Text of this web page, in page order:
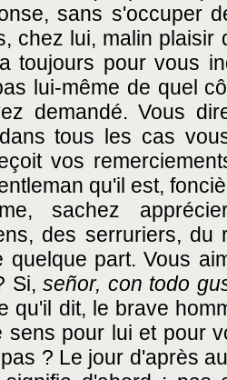
sans s'occuper
chez lui, malin plaisir
toujours pour vous
lui-même de quel
demandé. Vous
tous les cas
vos
qu'il est,
sachez
des serruriers,
quelque part. Vous
Si,señor, con todo
qu'il dit, le brave
sens pour lui et pour
? Le jour d'après